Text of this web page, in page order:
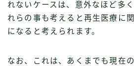
れないケースは、意外なほど多
れらの事も考えると再生医療に
になると考えられます。
なお、これは、あくまでも現在